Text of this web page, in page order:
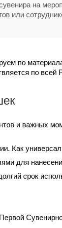
на
или
по
по всей
и важных
Как
для
срок